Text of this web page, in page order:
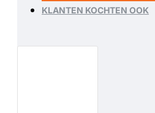
KLANTEN KOCHTEN OOK